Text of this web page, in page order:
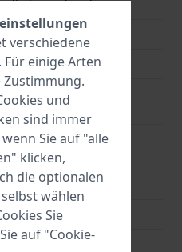
Gliederarmband
21 mm
19 mm
Silber
Faltschließe mit
Druckknöpfen
Silber
Druckstifte
verschiedene
. Für einige Arten
und
sind immer
Sie auf "alle
klicken,
die optionalen
wählen
Sie
auf "Cookie-